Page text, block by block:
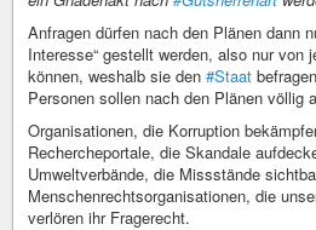
Anfragen dürfen nach den Plänen dann
Interesse“ gestellt werden, also nur von
können, weshalb sie den #Staat
Personen sollen nach den Plänen völlig
Organisationen, die Korruption
Rechercheportale, die Skandale
Umweltverbände, die Missstände
Menschenrechtsorganisationen, die
verlören ihr Fragerecht.